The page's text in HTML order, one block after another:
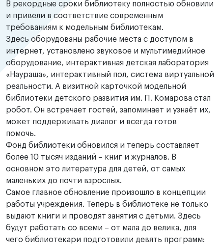
В рекордные сроки библиотеку полностью обновили
и привели в соответствие современным
требованиям к модельным библиотекам.
Здесь оборудованы рабочие места с доступом в
интернет, установлено звуковое и мультимедийное
оборудование, интерактивная детская лаборатория
«Наураша», интерактивный пол, система виртуальной
реальности. А визитной карточкой модельной
библиотеки детского развития им. П. Комарова стал
робот. Он встречает гостей, запоминает и узнаёт их,
может поддерживать диалог и всегда готов
помочь.
Фонд библиотеки обновился и теперь составляет
более 10 тысяч изданий – книг и журналов. В
основном это литература для детей, от самых
маленьких до почти взрослых.
Самое главное обновление произошло в концепции
работы учреждения. Теперь в библиотеке не только
выдают книги и проводят занятия с детьми. Здесь
будут работать со всеми – от мала до велика, для
чего библиотекари подготовили девять программ: